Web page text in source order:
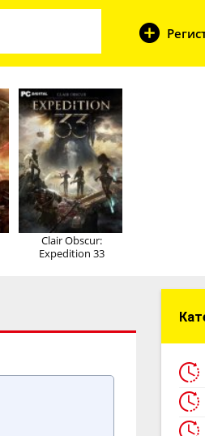
Clair Obscur:
Expedition 33